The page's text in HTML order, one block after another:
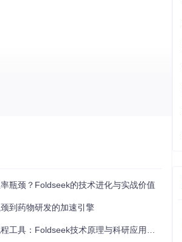
20万个候选结构的数据库中筛选与新冠
的字符串表示。想象将蛋白质的三维空
构字母表。这一转化过程由
瓶颈？Foldseek的技术进化与实战价值
到药物研发的加速引擎
具：Foldseek技术原理与科研应用指南